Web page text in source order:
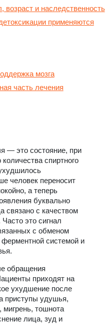
и наследственность
применяются
мозга
часть лечения
— это состояние, при
спиртного
человек переносит
а теперь
буквально
связано с качеством
это сигнал
с обменом
системой и
обращения
приходят на
ухудшение после
приступы удушья,
тошнота
лица, зуд и